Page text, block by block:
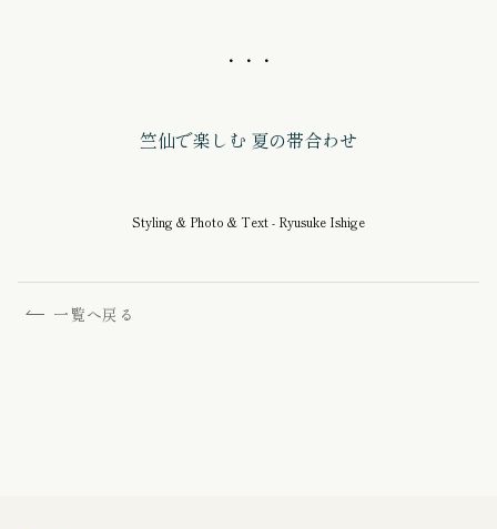
・・・
竺仙で楽しむ 夏の帯合わせ
Styling & Photo & Text - Ryusuke Ishige
一覧へ戻る